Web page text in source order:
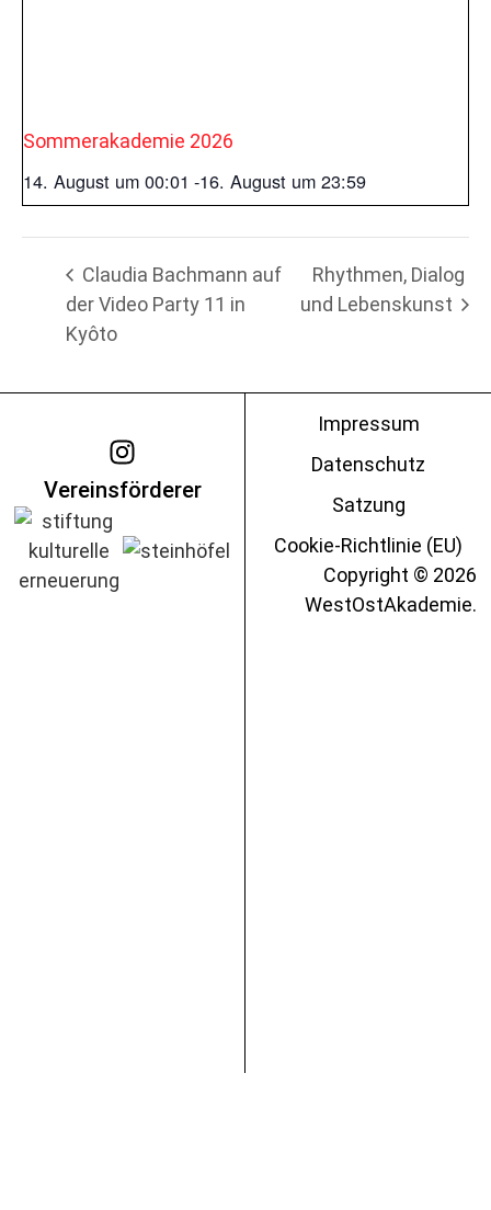
Sommerakademie 2026
14. August um 00:01 -16. August um 23:59
Claudia Bachmann auf
der Video Party 11 in
Kyôto
Rhythmen, Dialog
und Lebenskunst
Vereinsförderer
Impressum
Datenschutz
Satzung
Cookie-Richtlinie (EU)
Copyright © 2026
WestOstAkademie.